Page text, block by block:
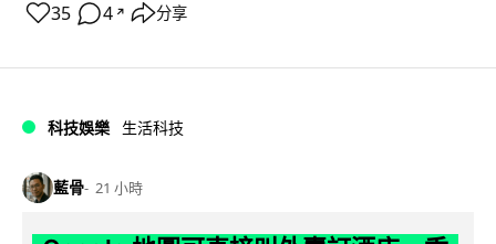
35 4 ↗ 分享
科技娛樂 生活科技
藍骨 21 小時